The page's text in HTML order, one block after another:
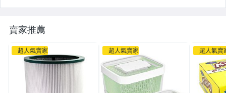
賣家推薦
超人氣賣家 超人氣賣家 超人氣賣